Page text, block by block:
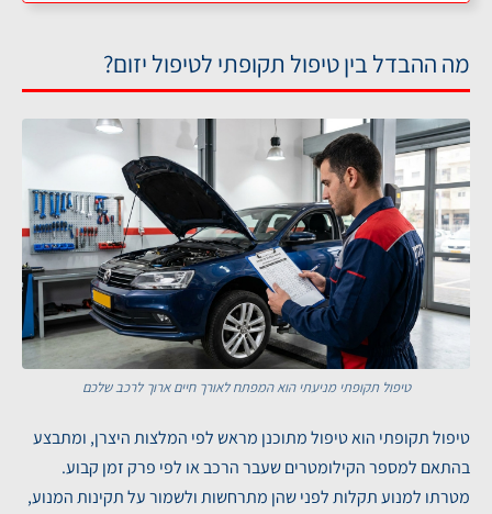
מה ההבדל בין טיפול תקופתי לטיפול יזום?
טיפול תקופתי מניעתי הוא המפתח לאורך חיים ארוך לרכב שלכם
טיפול תקופתי הוא טיפול מתוכנן מראש לפי המלצות היצרן, ומתבצע
בהתאם למספר הקילומטרים שעבר הרכב או לפי פרק זמן קבוע.
מטרתו למנוע תקלות לפני שהן מתרחשות ולשמור על תקינות המנוע,